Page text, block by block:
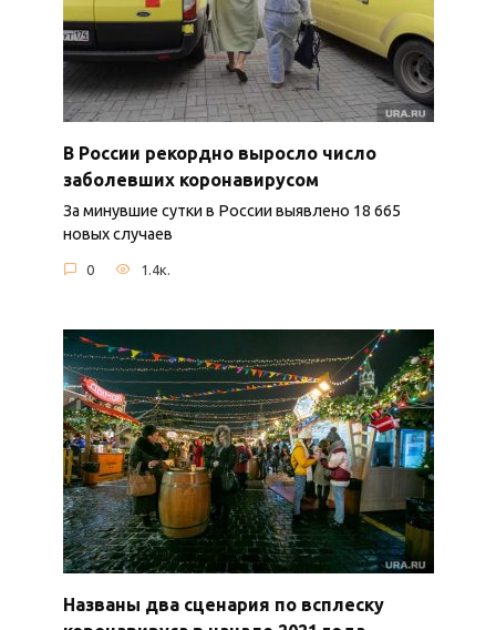
В России рекордно выросло число
заболевших коронавирусом
За минувшие сутки в России выявлено 18 665
новых случаев
0 1.4к.
Названы два сценария по всплеску